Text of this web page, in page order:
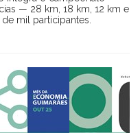
— 28 km, 18 km, 12 km e
mil participantes.